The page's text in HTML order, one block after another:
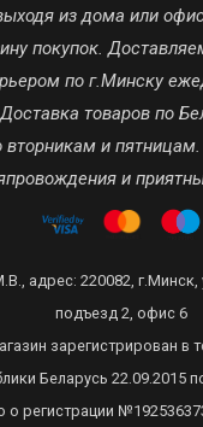
из дома или
покупок.
по г.Минску
товаров по
и пятницам.
и
адрес: 220082, г.Минск,
подъезд 2, офис 6
зарегистрирован в
Беларусь 22.09.2015
о регистрации